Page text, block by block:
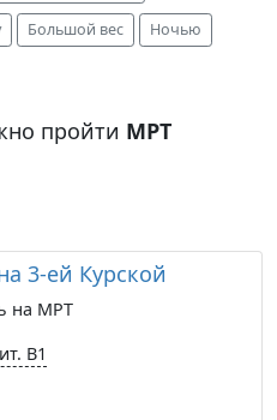
Большой вес
Ночью
пройти МРТ
3-ей Курской
на МРТ
В1